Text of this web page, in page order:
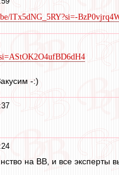
lTx5dNG_5RY?si=-
-:)
на ВВ, и все